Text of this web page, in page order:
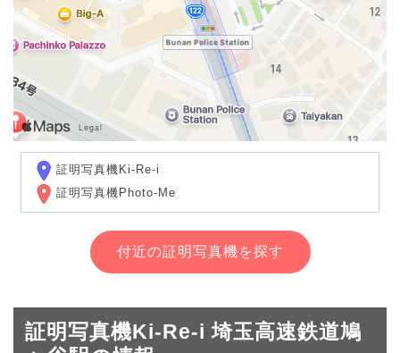
証明写真機Ki-Re-i
証明写真機Photo-Me
付近の証明写真機を探す
証明写真機Ki-Re-i 埼玉高速鉄道鳩